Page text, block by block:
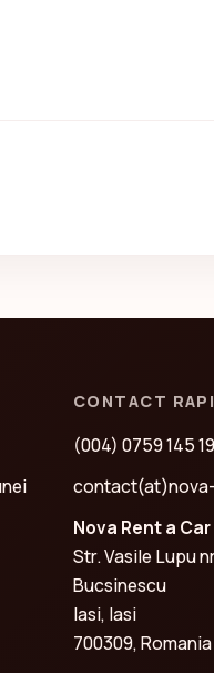
CONTACT
(004) 0759 145
Nova Rent a
Str. Vasile Lupu
Bucsinescu
Iasi, Iasi
700309, Romania